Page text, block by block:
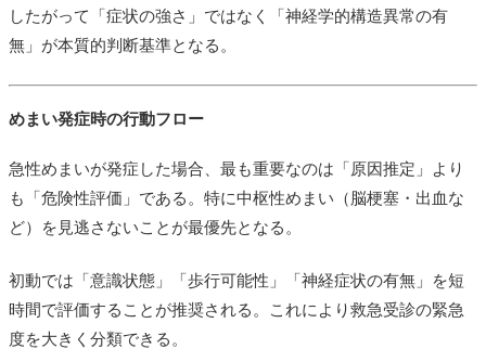
したがって「症状の強さ」ではなく「神経学的構造異常の有
無」が本質的判断基準となる。
めまい発症時の行動フロー
急性めまいが発症した場合、最も重要なのは「原因推定」より
も「危険性評価」である。特に中枢性めまい（脳梗塞・出血な
ど）を見逃さないことが最優先となる。
初動では「意識状態」「歩行可能性」「神経症状の有無」を短
時間で評価することが推奨される。これにより救急受診の緊急
度を大きく分類できる。